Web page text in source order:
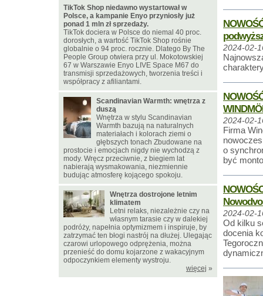
2024-02-
2024-02-
Firma
o
być
2024-02-
Od kilku
docenia
TikTok Shop niedawno wystartował w
Polsce, a kampanie Enyo przyniosły już
ponad 1 mln zł sprzedaży.
TikTok dociera w Polsce do niemal 40 proc.
dorosłych, a wartość TikTok Shop rośnie
globalnie o 94 proc. rocznie. Dlatego By The
People Group otwiera przy ul. Mokotowskiej
67 w Warszawie Enyo LIVE Space M67 do
transmisji sprzedażowych, tworzenia treści i
współpracy z afiliantami.
Scandinavian Warmth: wnętrza z
duszą
Wnętrza w stylu Scandinavian
Warmth bazują na naturalnych
materiałach i kolorach ziemi o
głębszych tonach Zbudowane na
prostocie i emocjach nigdy nie wychodzą z
mody. Wręcz przeciwnie, z biegiem lat
nabierają wysmakowania, niezmiennie
budując atmosferę kojącego spokoju.
Wnętrza dostrojone letnim
klimatem
Letni relaks, niezależnie czy na
własnym tarasie czy w dalekiej
podróży, napełnia optymizmem i inspiruje, by
zatrzymać ten błogi nastrój na dłużej. Ulegając
czarowi urlopowego odprężenia, można
przenieść do domu kojarzone z wakacyjnym
odpoczynkiem elementy wystroju.
więcej »